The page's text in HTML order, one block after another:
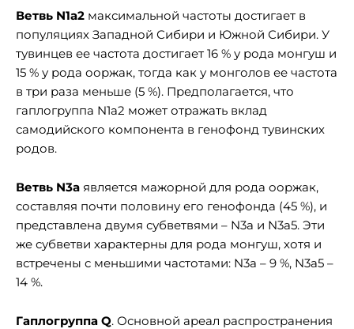
Ветвь N1a2 максимальной частоты достигает в
популяциях Западной Сибири и Южной Сибири. У
тувинцев ее частота достигает 16 % у рода монгуш и
15 % у рода ооржак, тогда как у монголов ее частота
в три раза меньше (5 %). Предполагается, что
гаплогруппа N1a2 может отражать вклад
самодийского компонента в генофонд тувинских
родов.
Ветвь N3a является мажорной для рода ооржак,
составляя почти половину его генофонда (45 %), и
представлена двумя субветвями – N3a и N3a5. Эти
же субветви характерны для рода монгуш, хотя и
встречены с меньшими частотами: N3a – 9 %, N3a5 –
14 %.
Гаплогруппа Q. Основной ареал распространения